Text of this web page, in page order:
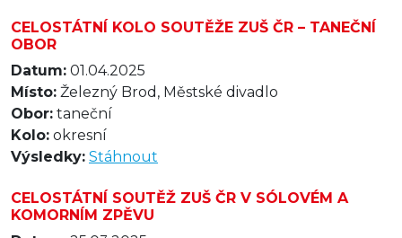
CELOSTÁTNÍ KOLO SOUTĚŽE ZUŠ ČR – TANEČNÍ
OBOR
Datum: 01.04.2025
Místo: Železný Brod, Městské divadlo
Obor: taneční
Kolo: okresní
Výsledky: Stáhnout
CELOSTÁTNÍ SOUTĚŽ ZUŠ ČR V SÓLOVÉM A
KOMORNÍM ZPĚVU